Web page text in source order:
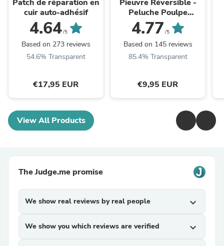
Patch de réparation en
cuir auto-adhésif
4.64/5
Based on 273 reviews
54.6% Transparent
€17,95 EUR
Pieuvre Réversible -
Peluche Poulpe
Réversible Minipus
4.77 /5
Based on 145 reviews
85.4% Transparent
€9,95 EUR
View All Products
The Judge.me promise
We show real reviews by real people expand_more
We show you which reviews are verified expand_more